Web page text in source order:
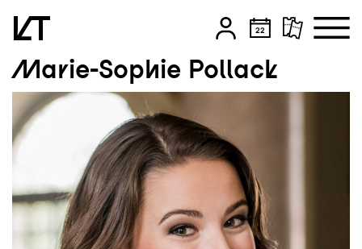
Zum Hauptinhalt springen
Zum Footer springen
Marie-Sophie Pollack